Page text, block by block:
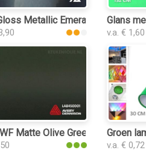
keukenfolie
Metallic Emerald Green
Glans
v.a. € 1,60
Matte Olive Green keukenfolie
Groen
v.a. € 0,72